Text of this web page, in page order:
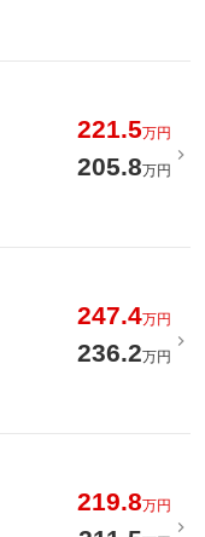
221.5万円
205.8万円
247.4万円
236.2万円
219.8万円